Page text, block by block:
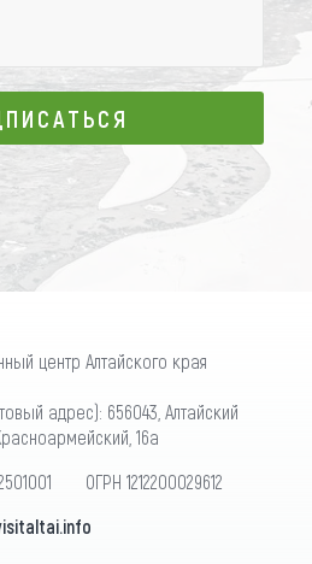
центр Алтайского края
адрес): 656043, Алтайский
16а
ОГРН 1212200029612